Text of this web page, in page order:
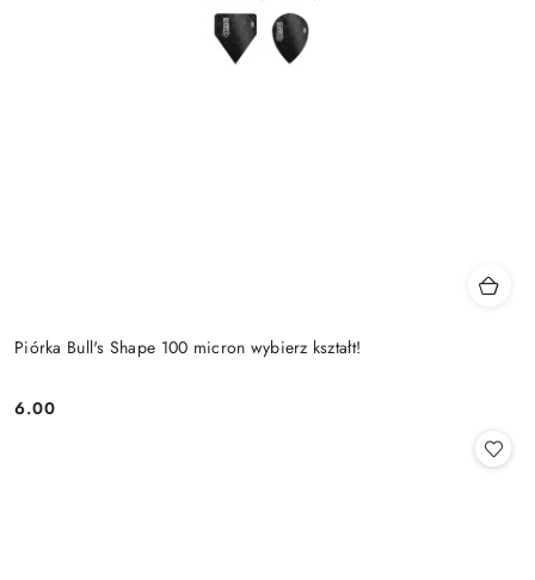
Piórka Bull's Shape 100 micron wybierz kształt!
Cena:
6.00